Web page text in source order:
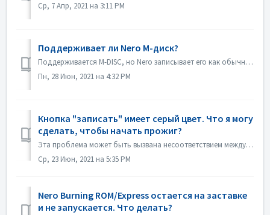
Ср, 7 Апр, 2021 на 3:11 PM
Поддерживает ли Nero M-диск?
Поддерживается M-DISC, но Nero записывает его как обычные диски. Для этого не существует специальной обработки.
Пн, 28 Июн, 2021 на 4:32 PM
Кнопка "записать" имеет серый цвет. Что я могу
сделать, чтобы начать прожиг?
Эта проблема может быть вызвана несоответствием между файлом проекта и типом вашего проекта. Пожалуйста, попробуйте другие типы проектов, чтобы проверить, н...
Ср, 23 Июн, 2021 на 5:35 PM
Nero Burning ROM/Express остается на заставке
и не запускается. Что делать?